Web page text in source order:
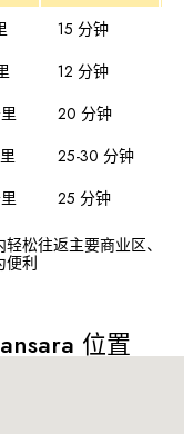
15 分钟
12 分钟
20 分钟
25-30 分钟
25 分钟
松往返主要商业区、
便利
位置